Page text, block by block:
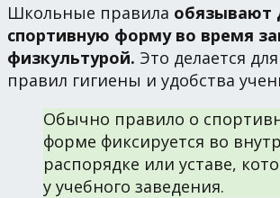
Школьные правила обязывают
спортивную форму во время
физкультурой. Это делается
правил гигиены и удобства
Обычно правило о
форме фиксируется во
распорядке или уставе,
у учебного заведения.